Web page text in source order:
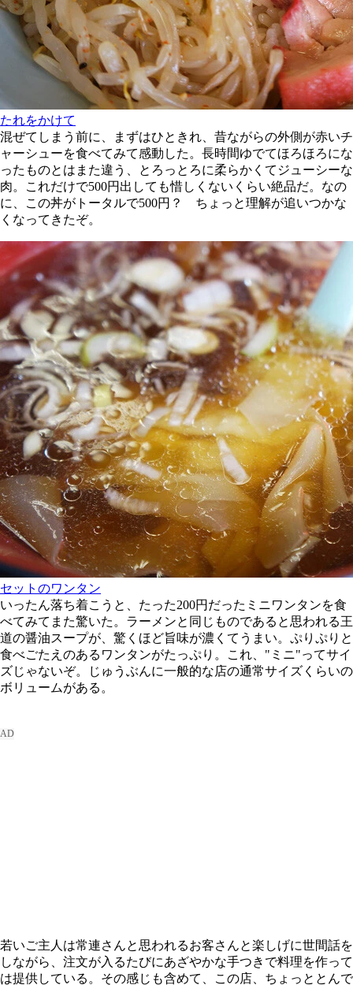
たれをかけて
混ぜてしまう前に、まずはひときれ、昔ながらの外側が赤いチ
ャーシューを食べてみて感動した。長時間ゆでてほろほろにな
ったものとはまた違う、とろっとろに柔らかくてジューシーな
肉。これだけで500円出しても惜しくないくらい絶品だ。なの
に、この丼がトータルで500円？ ちょっと理解が追いつかな
くなってきたぞ。
セットのワンタン
いったん落ち着こうと、たった200円だったミニワンタンを食
べてみてまた驚いた。ラーメンと同じものであると思われる王
道の醤油スープが、驚くほど旨味が濃くてうまい。ぷりぷりと
食べごたえのあるワンタンがたっぷり。これ、"ミニ"ってサイ
ズじゃないぞ。じゅうぶんに一般的な店の通常サイズくらいの
ボリュームがある。
若いご主人は常連さんと思われるお客さんと楽しげに世間話を
しながら、注文が入るたびにあざやかな手つきで料理を作って
は提供している。その感じも含めて、この店、ちょっととんで